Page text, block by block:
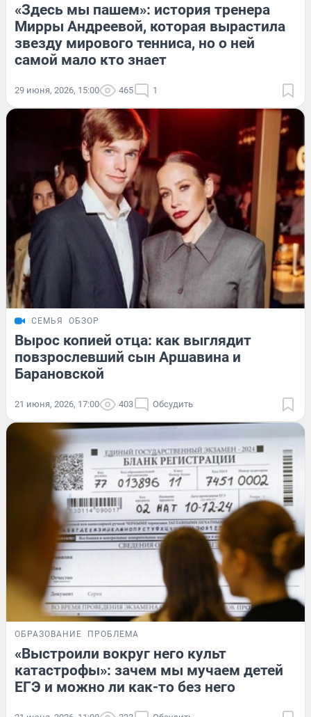
«Здесь мы пашем»: история тренера
Мирры Андреевой, которая вырастила
звезду мирового тенниса, но о ней
самой мало кто знает
29 июня, 2026, 15:00 465 1
СЕМЬЯ ОБЗОР
Вырос копией отца: как выглядит
повзрослевший сын Аршавина и
Барановской
21 июня, 2026, 17:00 403 Обсудить
ОБРАЗОВАНИЕ ПРОБЛЕМА
«Выстроили вокруг него культ
катастрофы»: зачем мы мучаем детей
ЕГЭ и можно ли как-то без него